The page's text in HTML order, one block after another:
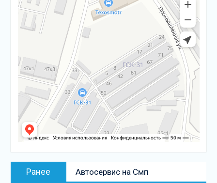
Навигация
Ранее
Предыдущая
запись:
Автосервис на Смп